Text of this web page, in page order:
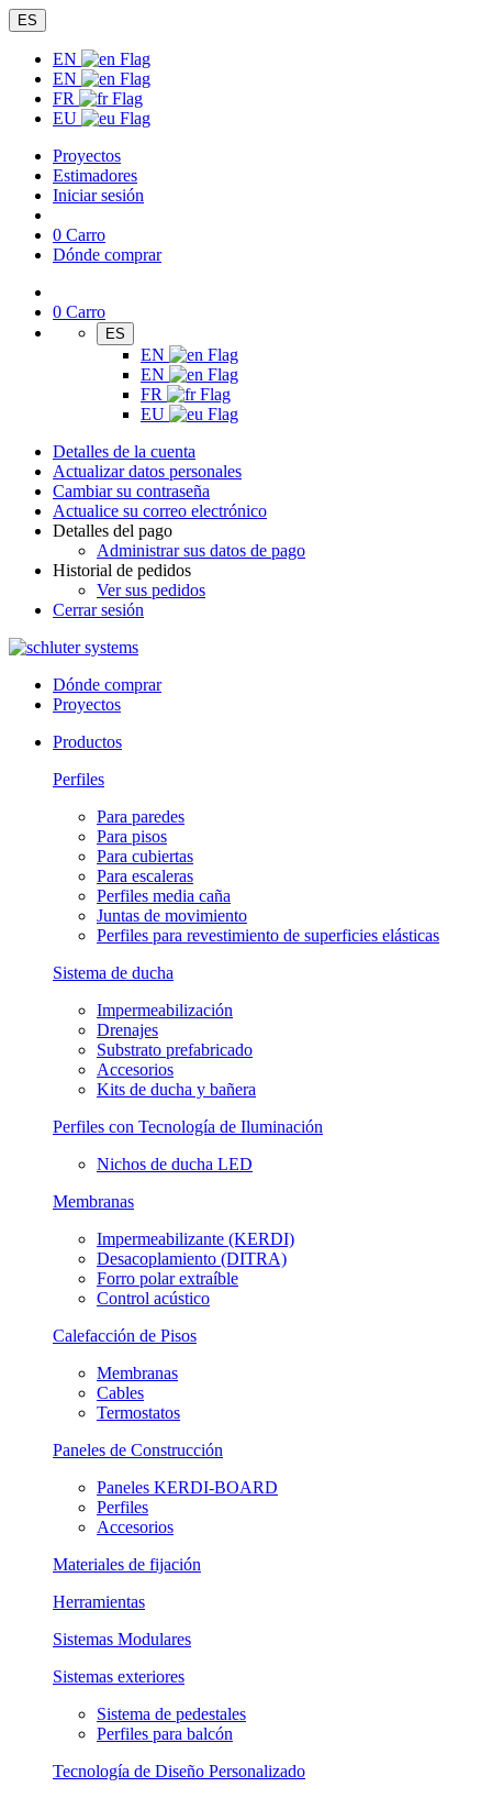
ES
EN
EN
FR
EU
Proyectos
Estimadores
Iniciar sesión
0 Carro
Dónde comprar
0 Carro
ES
EN
EN
FR
EU
Detalles de la cuenta
Actualizar datos personales
Cambiar su contraseña
Actualice su correo electrónico
Detalles del pago
Administrar sus datos de pago
Historial de pedidos
Ver sus pedidos
Cerrar sesión
Dónde comprar
Proyectos
Productos
Perfiles
Para paredes
Para pisos
Para cubiertas
Para escaleras
Perfiles media caña
Juntas de movimiento
Perfiles para revestimiento de superficies elásticas
Sistema de ducha
Impermeabilización
Drenajes
Substrato prefabricado
Accesorios
Kits de ducha y bañera
Perfiles con Tecnología de Iluminación
Nichos de ducha LED
Membranas
Impermeabilizante (KERDI)
Desacoplamiento (DITRA)
Forro polar extraíble
Control acústico
Calefacción de Pisos
Membranas
Cables
Termostatos
Paneles de Construcción
Paneles KERDI-BOARD
Perfiles
Accesorios
Materiales de fijación
Herramientas
Sistemas Modulares
Sistemas exteriores
Sistema de pedestales
Perfiles para balcón
Tecnología de Diseño Personalizado